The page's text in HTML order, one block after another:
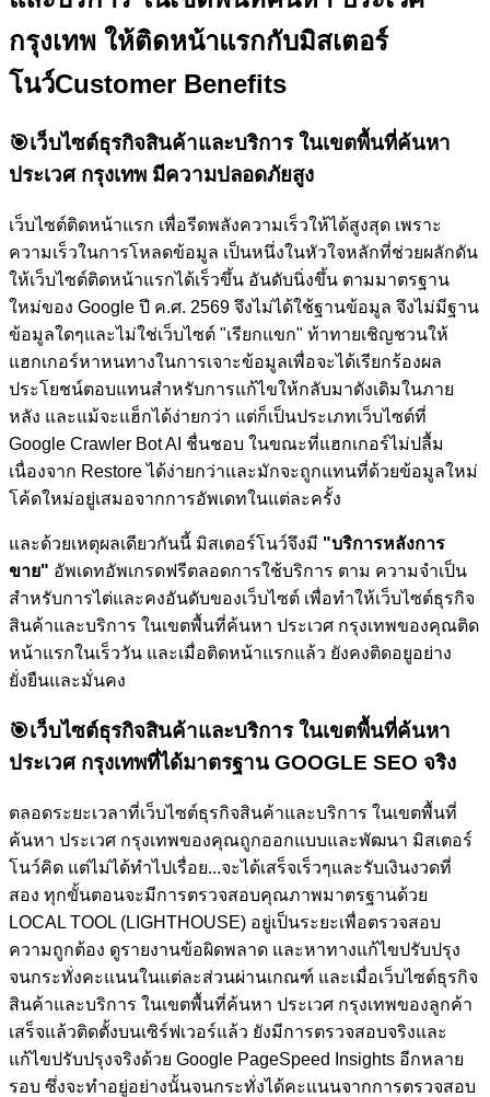
กรุงเทพ ให้ติดหน้าแรกกับมิสเตอร์
โนว์Customer Benefits
🎯เว็บไซต์ธุรกิจสินค้าและบริการ ในเขตพื้นที่ค้นหา
ประเวศ กรุงเทพ มีความปลอดภัยสูง
เว็บไซต์ติดหน้าแรก เพื่อรีดพลังความเร็วให้ได้สูงสุด เพราะ
ความเร็วในการโหลดข้อมูล เป็นหนึ่งในหัวใจหลักที่ช่วยผลักดัน
ให้เว็บไซต์ติดหน้าแรกได้เร็วขึ้น อันดับนิ่งขึ้น ตามมาตรฐาน
ใหม่ของ Google ปี ค.ศ. 2569 จึงไม่ได้ใช้ฐานข้อมูล จึงไม่มีฐาน
ข้อมูลใดๆและไม่ใช่เว็บไซต์ "เรียกแขก" ท้าทายเชิญชวนให้
แฮกเกอร์หาหนทางในการเจาะข้อมูลเพื่อจะได้เรียกร้องผล
ประโยชน์ตอบแทนสำหรับการแก้ไขให้กลับมาดังเดิมในภาย
หลัง และแม้จะแฮ็กได้ง่ายกว่า แต่ก็เป็นประเภทเว็บไซต์ที่
Google Crawler Bot AI ชื่นชอบ ในขณะที่แฮกเกอร์ไม่ปลื้ม
เนื่องจาก Restore ได้ง่ายกว่าและมักจะถูกแทนที่ด้วยข้อมูลใหม่
โค้ดใหม่อยู่เสมอจากการอัพเดทในแต่ละครั้ง
และด้วยเหตุผลเดียวกันนี้ มิสเตอร์โนว์จึงมี "บริการหลังการ
ขาย" อัพเดทอัพเกรดฟรีตลอดการใช้บริการ ตาม ความจำเป็น
สำหรับการไต่และคงอันดับของเว็บไซต์ เพื่อทำให้เว็บไซต์ธุรกิจ
สินค้าและบริการ ในเขตพื้นที่ค้นหา ประเวศ กรุงเทพของคุณติด
หน้าแรกในเร็ววัน และเมื่อติดหน้าแรกแล้ว ยังคงติดอยูอย่าง
ยั่งยืนและมั่นคง
🎯เว็บไซต์ธุรกิจสินค้าและบริการ ในเขตพื้นที่ค้นหา
ประเวศ กรุงเทพที่ได้มาตรฐาน GOOGLE SEO จริง
ตลอดระยะเวลาที่เว็บไซต์ธุรกิจสินค้าและบริการ ในเขตพื้นที่
ค้นหา ประเวศ กรุงเทพของคุณถูกออกแบบและพัฒนา มิสเตอร์
โนว์คิด แต่ไม่ได้ทำไปเรื่อย...จะได้เสร็จเร็วๆและรับเงินงวดที่
สอง ทุกขั้นตอนจะมีการตรวจสอบคุณภาพมาตรฐานด้วย
LOCAL TOOL (LIGHTHOUSE) อยู่เป็นระยะเพื่อตรวจสอบ
ความถูกต้อง ดูรายงานข้อผิดพลาด และหาทางแก้ไขปรับปรุง
จนกระทั่งคะแนนในแต่ละส่วนผ่านเกณฑ์ และเมื่อเว็บไซต์ธุรกิจ
สินค้าและบริการ ในเขตพื้นที่ค้นหา ประเวศ กรุงเทพของลูกค้า
เสร็จแล้วติดตั้งบนเซิร์ฟเวอร์แล้ว ยังมีการตรวจสอบจริงและ
แก้ไขปรับปรุงจริงด้วย Google PageSpeed Insights อีกหลาย
รอบ ซึ่งจะทำอยู่อย่างนั้นจนกระทั่งได้คะแนนจากการตรวจสอบ